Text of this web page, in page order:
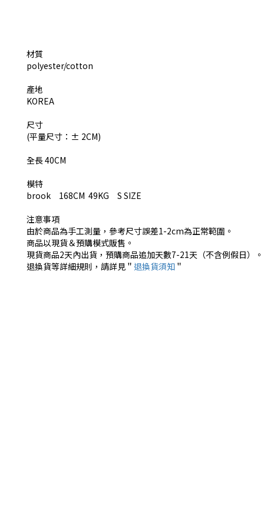
材質
polyester/cotton
產地
KOREA
尺寸
(平量尺寸：± 2CM)
全長 40CM
模特
brook 168CM 49KG S SIZE
注意事項
由於商品為手工測量，參考尺寸誤差1-2cm為正常範圍。
商品以現貨＆預購模式販售。
現貨商品2天內出貨，預購商品追加天數7-21天（不含例假日）。
退換貨等詳細規則，請詳見＂ 退換貨須知 ＂